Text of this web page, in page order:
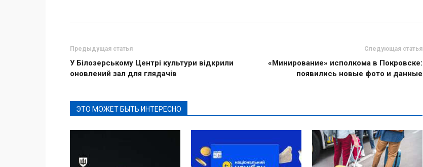
Предыдущая статья
У Білозерському Центрі культури відкрили
оновлений зал для глядачів
Следующая статья
«Минирование» исполкома в Покровске:
появились новые фото и данные
ЭТО МОЖЕТ БЫТЬ ИНТЕРЕСНО